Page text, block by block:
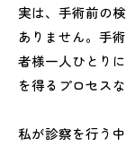
実は、手術前の
ありません。手
者様一人ひとり
を得るプロセスな
私が診察を行う